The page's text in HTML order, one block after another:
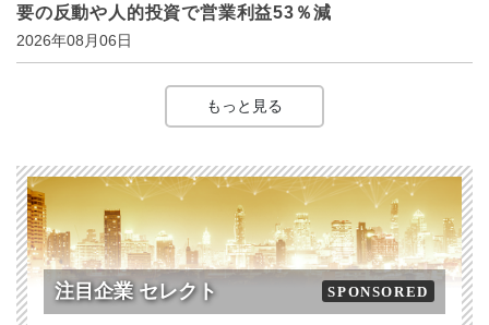
要の反動や人的投資で営業利益53％減
2026年08月06日
もっと見る
注目企業 セレクト SPONSORED